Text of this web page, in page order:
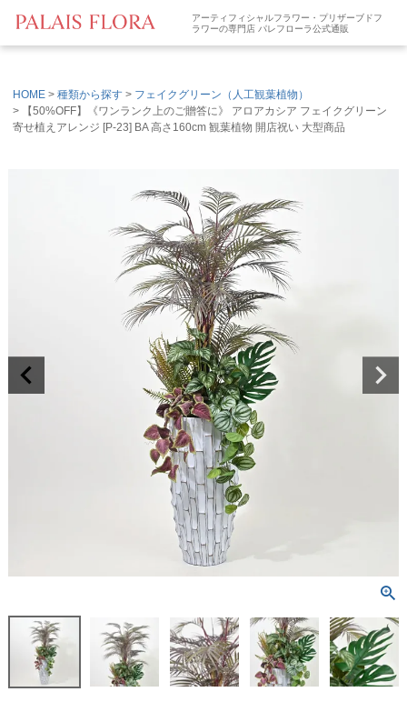
アーティフィシャルフラワー・プリザーブドフ
ラワーの専門店 パレフローラ公式通販
HOME 種類から探す
フェイクグリーン（人工観葉植物）
【50%OFF】《ワンランク上のご贈答に》 アロアカシア フェイクグリーン
寄せ植えアレンジ [P-23] BA 高さ160cm 観葉植物 開店祝い 大型商品